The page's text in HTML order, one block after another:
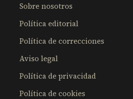
Sobre nosotros
Política editorial
Política de correcciones
Aviso legal
Política de privacidad
Política de cookies